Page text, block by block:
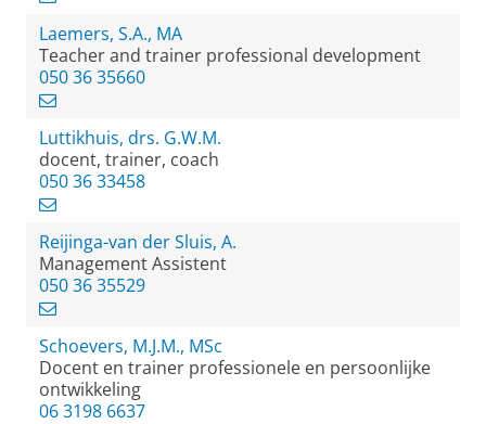
Laemers, S.A., MA
Teacher and trainer professional development
050 36 35660
Luttikhuis, drs. G.W.M.
docent, trainer, coach
050 36 33458
Reijinga-van der Sluis, A.
Management Assistent
050 36 35529
Schoevers, M.J.M., MSc
Docent en trainer professionele en persoonlijke
ontwikkeling
06 3198 6637